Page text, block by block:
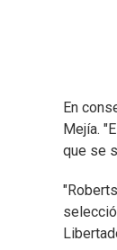
En
Mejía.
que se